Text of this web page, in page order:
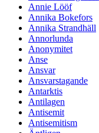
Annie Lööf
Annika Bokefors
Annika Strandhäll
Annorlunda
Anonymitet
Anse
Ansvar
Ansvarstagande
Antarktis
Antilagen
Antisemit
Antisemitism